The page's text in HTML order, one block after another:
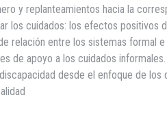
y replanteamientos hacia la
los cuidados: los efectos positivos
relación entre los sistemas formal
de apoyo a los cuidados informales.
desde el enfoque de los